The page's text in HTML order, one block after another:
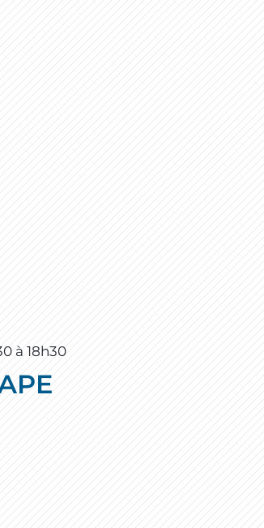
à18h30